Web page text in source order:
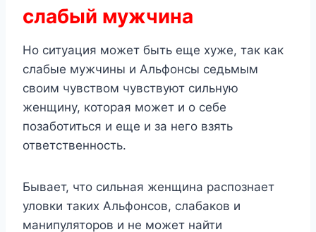
слабый мужчина
Но ситуация может быть еще хуже, так как
слабые мужчины и Альфонсы седьмым
своим чувством чувствуют сильную
женщину, которая может и о себе
позаботиться и еще и за него взять
ответственность.
Бывает, что сильная женщина распознает
уловки таких Альфонсов, слабаков и
манипуляторов и не может найти